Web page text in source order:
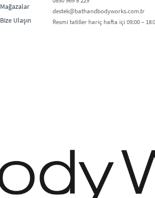
Mağazalar
Bize Ulaşın
destek@bathandbodyworks.com.tr
Resmi tatiller hariç hafta içi 09:00 –